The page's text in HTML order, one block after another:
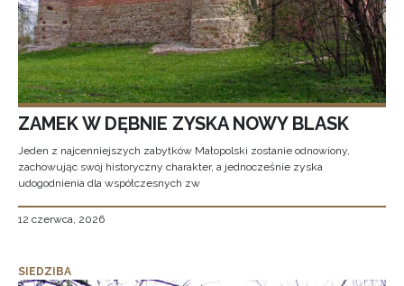
ZAMEK W DĘBNIE ZYSKA NOWY BLASK
Jeden z najcenniejszych zabytków Małopolski zostanie odnowiony,
zachowując swój historyczny charakter, a jednocześnie zyska
udogodnienia dla współczesnych zw
12 czerwca, 2026
SIEDZIBA